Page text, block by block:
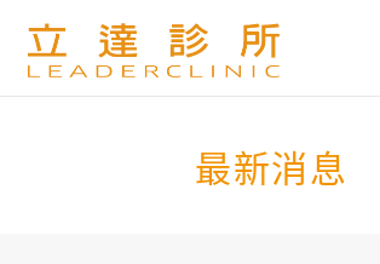
最新消息